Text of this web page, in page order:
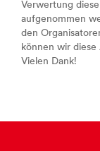
Verwertung
aufgenommen
den
können wir
Vielen Dank!